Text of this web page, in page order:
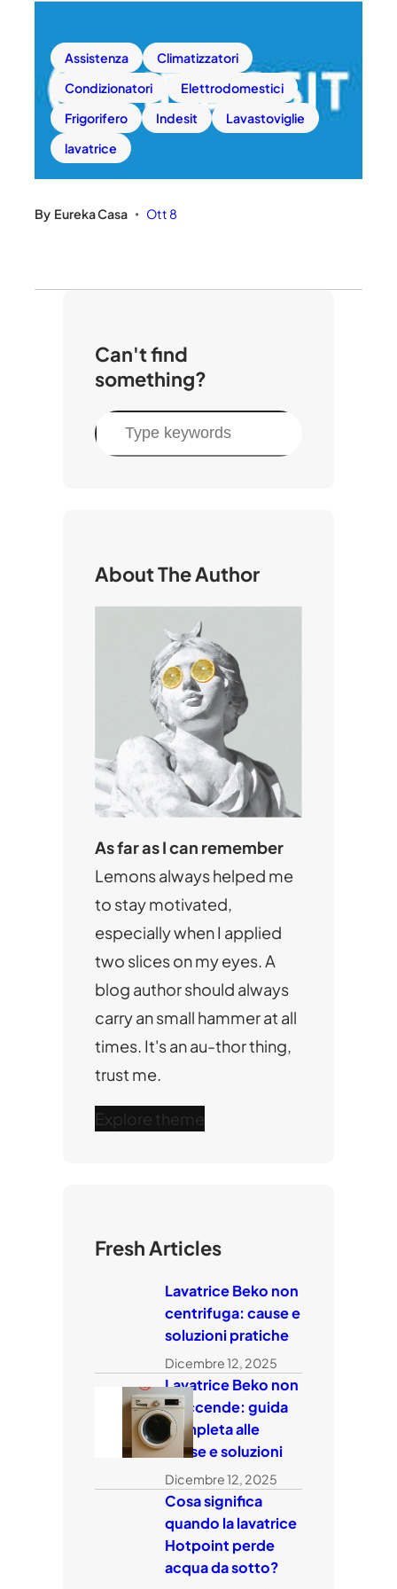
Assistenza
Climatizzatori
Condizionatori
Elettrodomestici
Frigorifero
Indesit
Lavastoviglie
lavatrice
By Eureka Casa • Ott 8
Can't find
something?
C
e
About The Author
As far as I can remember
Lemons always helped me
to stay motivated,
especially when I applied
two slices on my eyes. A
blog author should always
carry an small hammer at all
times. It's an au-thor thing,
trust me.
Explore theme
Fresh Articles
Lavatrice Beko non
centrifuga: cause e
soluzioni pratiche
Dicembre 12, 2025
Lavatrice Beko non
si accende: guida
completa alle
cause e soluzioni
Dicembre 12, 2025
Cosa significa
quando la lavatrice
Hotpoint perde
acqua da sotto?